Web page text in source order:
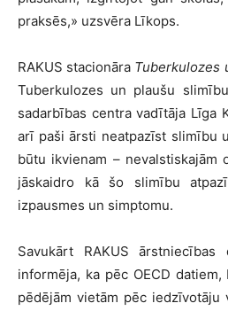
praksēs,» uzsvēra Līkops.
RAKUS stacionāra Tuberkulozes
Tuberkulozes un plaušu
sadarbības centra vadītāja Līga
arī paši ārsti neatpazīst slimību
būtu ikvienam – nevalstiskajām
jāskaidro kā šo slimību
izpausmes un simptomu.
Savukārt RAKUS
informēja, ka pēc OECD
pēdējām vietām pēc